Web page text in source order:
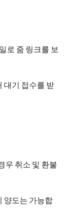
로 줌 링크를 보
대기 접수를 받
우 취소 및 환불
양도는 가능합